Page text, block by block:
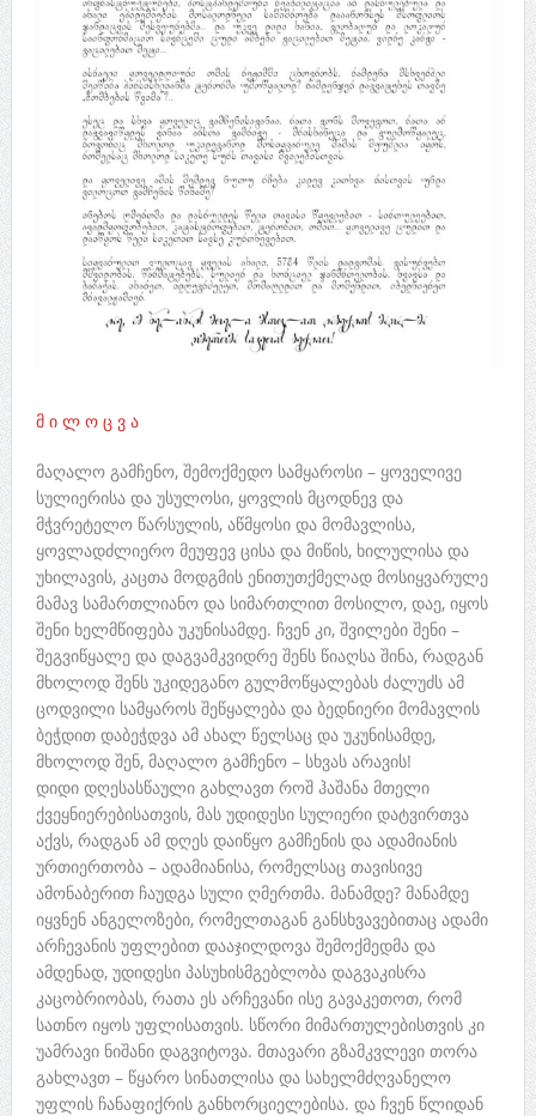
მ ი ლ ო ც ვ ა
მაღალო გამჩენო, შემოქმედო სამყაროსი – ყოველივე
სულიერისა და უსულოსი, ყოვლის მცოდნევ და
მჭვრეტელო წარსულის, აწმყოსი და მომავლისა,
ყოვლადძლიერო მეუფევ ცისა და მიწის, ხილულისა და
უხილავის, კაცთა მოდგმის ენითუთქმელად მოსიყვარულე
მამავ სამართლიანო და სიმართლით მოსილო, დაე, იყოს
შენი ხელმწიფება უკუნისამდე. ჩვენ კი, შვილები შენი –
შეგვიწყალე და დაგვამკვიდრე შენს წიაღსა შინა, რადგან
მხოლოდ შენს უკიდეგანო გულმოწყალებას ძალუძს ამ
ცოდვილი სამყაროს შეწყალება და ბედნიერი მომავლის
ბეჭდით დაბეჭდვა ამ ახალ წელსაც და უკუნისამდე,
მხოლოდ შენ, მაღალო გამჩენო – სხვას არავის!
დიდი დღესასწაული გახლავთ როშ ჰაშანა მთელი
ქვეყნიერებისათვის, მას უდიდესი სულიერი დატვირთვა
აქვს, რადგან ამ დღეს დაიწყო გამჩენის და ადამიანის
ურთიერთობა – ადამიანისა, რომელსაც თავისივე
ამონაბერით ჩაუდგა სული ღმერთმა. მანამდე? მანამდე
იყვნენ ანგელოზები, რომელთაგან განსხვავებითაც ადამი
არჩევანის უფლებით დააჯილდოვა შემოქმედმა და
ამდენად, უდიდესი პასუხისმგებლობა დაგვაკისრა
კაცობრიობას, რათა ეს არჩევანი ისე გავაკეთოთ, რომ
სათნო იყოს უფლისათვის. სწორი მიმართულებისთვის კი
უამრავი ნიშანი დაგვიტოვა. მთავარი გზამკვლევი თორა
გახლავთ – წყარო სინათლისა და სახელმძღვანელო
უფლის ჩანაფიქრის განხორციელებისა. და ჩვენ წლიდან